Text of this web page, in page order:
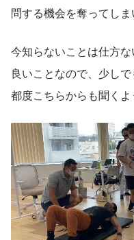
問する機会を奪ってしま
今知らないことは仕方
良いことなので、少し
都度こちらからも聞くよ